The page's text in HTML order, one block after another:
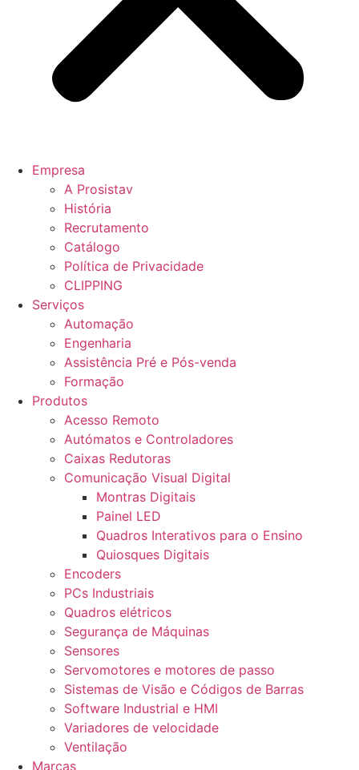
Empresa
A Prosistav
História
Recrutamento
Catálogo
Política de Privacidade
CLIPPING
Serviços
Automação
Engenharia
Assistência Pré e Pós-venda
Formação
Produtos
Acesso Remoto
Autómatos e Controladores
Caixas Redutoras
Comunicação Visual Digital
Montras Digitais
Painel LED
Quadros Interativos para o Ensino
Quiosques Digitais
Encoders
PCs Industriais
Quadros elétricos
Segurança de Máquinas
Sensores
Servomotores e motores de passo
Sistemas de Visão e Códigos de Barras
Software Industrial e HMI
Variadores de velocidade
Ventilação
Marcas